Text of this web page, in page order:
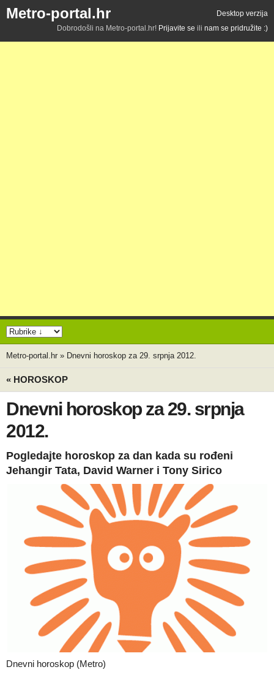
Metro-portal.hr
Desktop verzija
Dobrodošli na Metro-portal.hr! Prijavite se ili nam se pridružite :)
Metro-portal.hr » Dnevni horoskop za 29. srpnja 2012.
« HOROSKOP
Dnevni horoskop za 29. srpnja
2012.
Pogledajte horoskop za dan kada su rođeni
Jehangir Tata, David Warner i Tony Sirico
Dnevni horoskop (Metro)